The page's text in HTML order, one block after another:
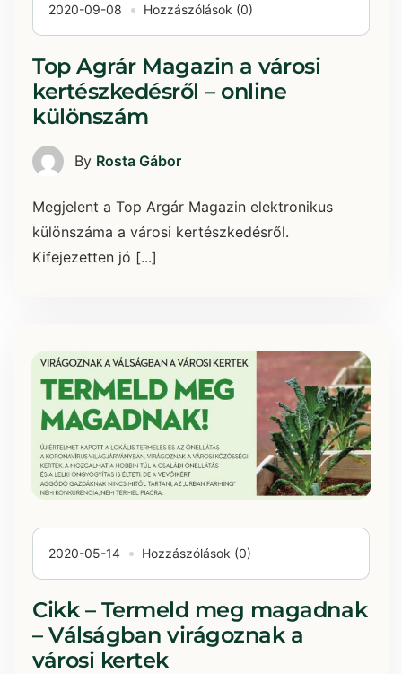
2020-09-08 Hozzászólások (0)
Top Agrár Magazin a városi
kertészkedésről – online
különszám
By Rosta Gábor
Megjelent a Top Argár Magazin elektronikus
különszáma a városi kertészkedésről.
Kifejezetten jó [...]
2020-05-14 Hozzászólások (0)
Cikk – Termeld meg magadnak
– Válságban virágoznak a
városi kertek